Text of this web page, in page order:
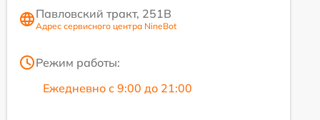
Павловский тракт, 251В
Адрес сервисного центра NineBot
Режим работы:
Ежедневно с 9:00 до 21:00